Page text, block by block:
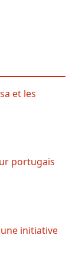
et les
portugais
initiative